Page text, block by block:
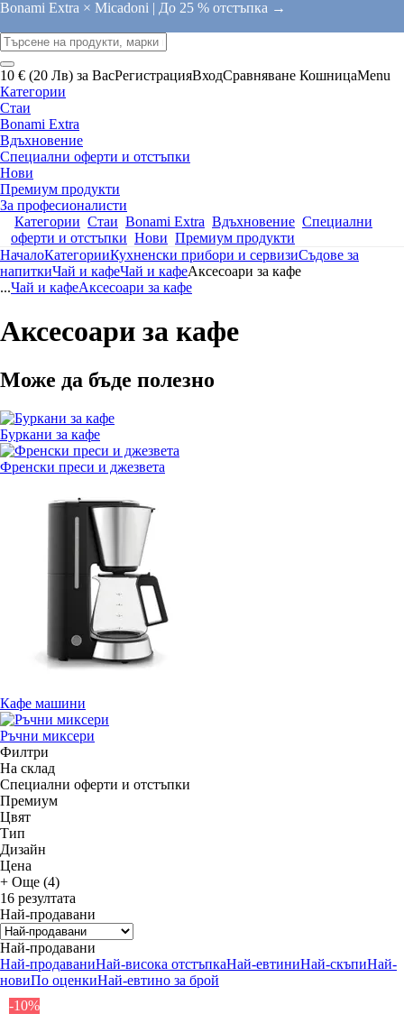
Bonami Extra × Micadoni | До 25 % отстъпка →
10 € (20 Лв) за ВасРегистрацияВходСравняване КошницаMenu
Категории
Стаи
Bonami Extra
Вдъхновение
Специални оферти и отстъпки
Нови
Премиум продукти
За професионалисти
Категории Стаи Bonami Extra Вдъхновение Специални
оферти и отстъпки Нови Премиум продукти
НачалоКатегорииКухненски прибори и сервизиСъдове за
напиткиЧай и кафеЧай и кафеАксесоари за кафе
...Чай и кафеАксесоари за кафе
Аксесоари за кафе
Може да бъде полезно
Буркани за кафе
Френски преси и джезвета
Кафе машини
Ръчни миксери
Филтри
На склад
Специални оферти и отстъпки
Премиум
Цвят
Тип
Дизайн
Цена
+ Още (4)
16 резултата
Най-продавани
Най-продавани
Най-продаваниНай-висока отстъпкаНай-евтиниНай-скъпиНай-
новиПо оценкиНай-евтино за брой
-10%